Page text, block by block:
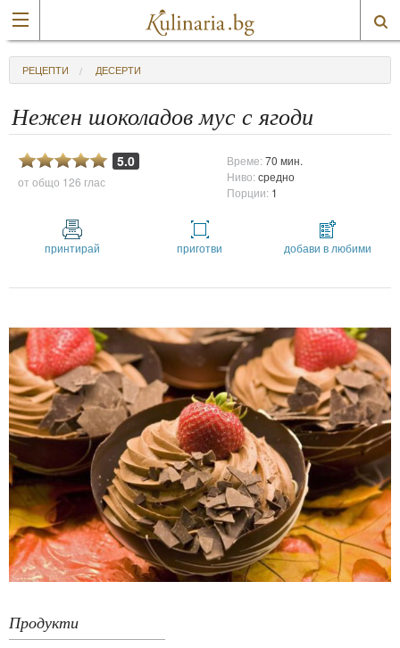
РЕЦЕПТИ ДЕСЕРТИ
Нежен шоколадов мус с ягоди
5.0
от общо 126 глас
Време:70 мин.
Ниво:средно
Порции: 1
принтирай приготви добави в любими
Продукти